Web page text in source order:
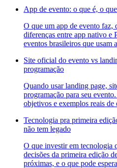
App de evento: o que é, o
O que um app de evento faz,
diferenças entre app nativo e
eventos brasileiros que usam
Site oficial do evento vs
programação
Quando usar landing page,
programação para seu
objetivos e exemplos reais de
Tecnologia pra primeira
não tem legado
O que investir em tecnologia
decisões da primeira edição
próximas, e o que pode